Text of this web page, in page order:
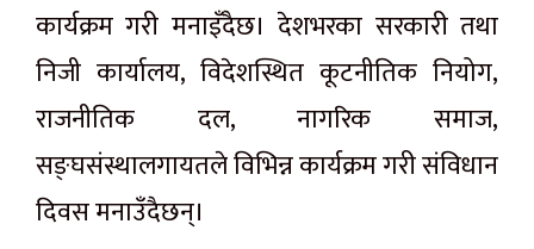
कार्यक्रम गरी मनाइँदैछ। देशभरका सरकारी तथा
निजी कार्यालय, विदेशस्थित कूटनीतिक नियोग,
राजनीतिक दल, नागरिक समाज,
सङ्घसंस्थालगायतले विभिन्न कार्यक्रम गरी संविधान
दिवस मनाउँदैछन्।